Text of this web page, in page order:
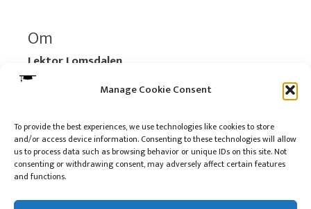
Manage Cookie Consent
To provide the best experiences, we use technologies like cookies to store
and/or access device information. Consenting to these technologies will allow
us to process data such as browsing behavior or unique IDs on this site. Not
consenting or withdrawing consent, may adversely affect certain features
and functions.
Om
Lektor Lomsdalen
Organisasjonsnummer:
920 712 312 MVA
Les mer:Om selskapet
Les mer:Om reklame på podkasten